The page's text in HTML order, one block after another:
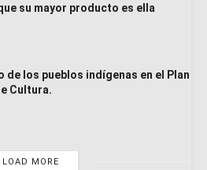
su mayor producto es ella
de los pueblos indígenas en el Plan
Cultura.
LOAD MORE